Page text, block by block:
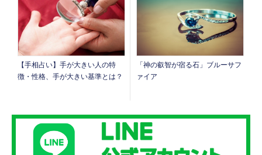
【手相占い】手が大きい人の特
徴・性格、手が大きい基準とは？
「神の叡智が宿る石」ブルーサフ
ァイア